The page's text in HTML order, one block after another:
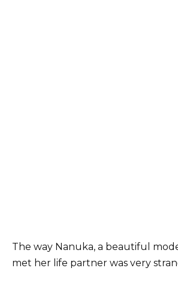
The way Nanuka, a beautiful
met her life partner was very